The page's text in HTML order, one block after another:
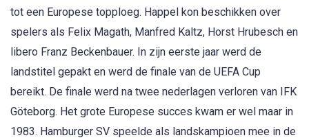
tot een Europese topploeg. Happel kon beschikken over
spelers als Felix Magath, Manfred Kaltz, Horst Hrubesch en
libero Franz Beckenbauer. In zijn eerste jaar werd de
landstitel gepakt en werd de finale van de UEFA Cup
bereikt. De finale werd na twee nederlagen verloren van IFK
Göteborg. Het grote Europese succes kwam er wel maar in
1983. Hamburger SV speelde als landskampioen mee in de